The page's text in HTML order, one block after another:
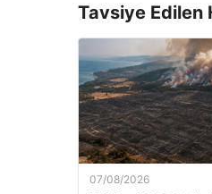
Tavsiye Edilen
07/08/2026